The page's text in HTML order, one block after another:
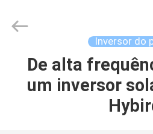
PARA
CASA
POWER
GROUP.
Inversor do
De alta
um inversor